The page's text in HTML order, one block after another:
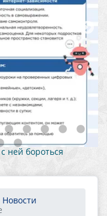
противоправную
Новости